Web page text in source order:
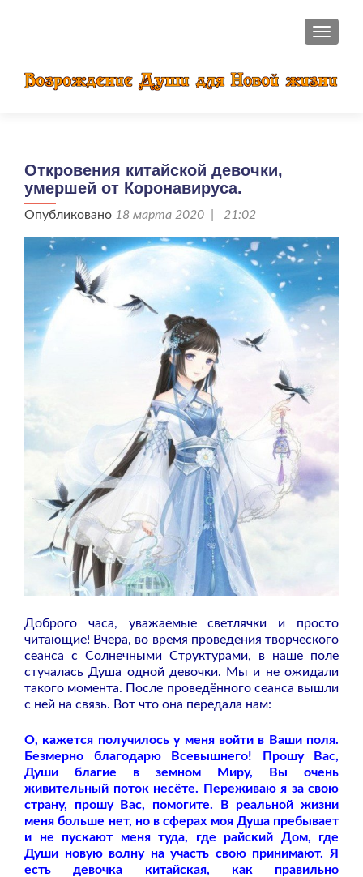
Откровения китайской девочки,
умершей от Коронавируса.
Опубликовано 18 марта 2020 | 21:02
Доброго часа, уважаемые светлячки и просто
читающие! Вчера, во время проведения творческого
сеанса с Солнечными Структурами, в наше поле
стучалась Душа одной девочки. Мы и не ожидали
такого момента. После проведённого сеанса вышли
с ней на связь. Вот что она передала нам:
О, кажется получилось у меня войти в Ваши поля.
Безмерно благодарю Всевышнего! Прошу Вас,
Души благие в земном Миру, Вы очень
живительный поток несёте. Переживаю я за свою
страну, прошу Вас, помогите. В реальной жизни
меня больше нет, но в сферах моя Душа пребывает
и не пускают меня туда, где райский Дом, где
Души новую волну на участь свою принимают. Я
есть девочка китайская, как правильно